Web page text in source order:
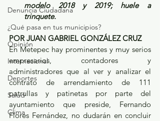
Denuncia Ciudadana
¿Qué pasa en tus municipios?
Opinión
Internacional
Deportes
Salud
Clima
modelo 2018 y 2019; huele a
trinquete.
POR JUAN GABRIEL GONZÁLEZ CRUZ
En Metepec hay prominentes y muy serios
empresarios, contadores y
administradores que al ver y analizar el
contrato de arrendamiento de 111
patrullas y patinetas por parte del
ayuntamiento que preside, Fernando
Flores Fernández, no dudarán en concluir